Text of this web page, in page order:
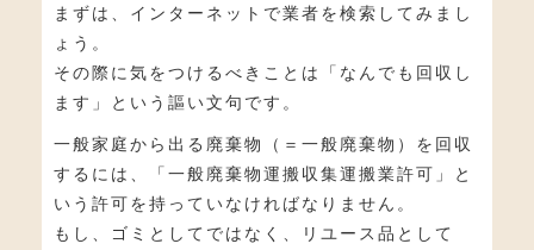
まずは、インターネットで業者を検索してみまし
ょう。
その際に気をつけるべきことは「なんでも回収し
ます」という謳い文句です。
一般家庭から出る廃棄物（＝一般廃棄物）を回収
するには、「一般廃棄物運搬収集運搬業許可」と
いう許可を持っていなければなりません。
もし、ゴミとしてではなく、リユース品として